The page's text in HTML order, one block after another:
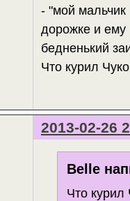
- "мой
дорожке и ему
бедненький
Что курил
2013-02-26
Belle
Что курил